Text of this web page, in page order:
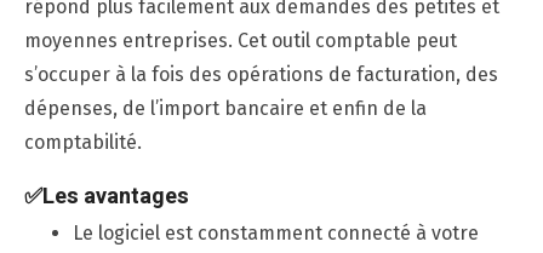
répond plus facilement aux demandes des petites et
moyennes entreprises. Cet outil comptable peut
s’occuper à la fois des opérations de facturation, des
dépenses, de l’import bancaire et enfin de la
comptabilité.
✅Les avantages
Le logiciel est constamment connecté à votre